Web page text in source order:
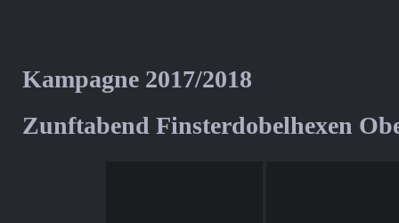
Kampagne 2017/2018
Zunftabend Finsterdobelhexen